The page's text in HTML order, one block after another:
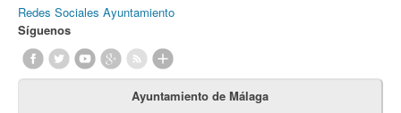
Redes Sociales Ayuntamiento
Síguenos
Ayuntamiento de Málaga